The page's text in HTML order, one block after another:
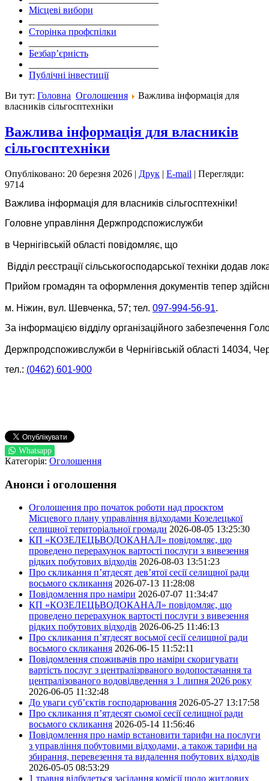
Місцеві вибори
Сторінка профспілки
Безбар’єрність
Публічні інвестиції
Ви тут: Головна Оголошення
Важлива інформація для
власників сільгосптехніки
Важлива інформація для власників
сільгосптехніки
Опубліковано: 20 березня 2026 | Друк | E-mail | Перегляди:
9714
Важлива інформація для власників сільгосптехніки!
Головне управління Держпродспожислужби
в Чернігівській області повідомляє, що
Відділ реєстрації сільськогосподарської техніки додав
Прийом громадян та оформлення документів тепер
м. Ніжин, вул. Шевченка, 57; тел. 097-994-56-91.
За інформацією відділу організаційного забезпечення
Держпродспоживслужби в Чернігівській області 14034,
тел.: (0462) 601-900
Whatsapp
Категорія: Оголошення
Анонси і оголошення
Оголошення про початок роботи над проєктом
Місцевого плану управління відходами Козелецької
селищної територіальної громади 2026-08-05 13:25:30
КП «КОЗЕЛЕЦЬВОДОКАНАЛ» повідомляє, що
проведено перерахунок вартості послуги з вивезення
рідких побутових відходів 2026-08-03 13:51:23
Про скликання п’ятдесят дев’ятої сесії селищної ради
восьмого скликання 2026-07-13 11:28:08
Повідомлення про наміри 2026-07-07 11:34:47
КП «КОЗЕЛЕЦЬВОДОКАНАЛ» повідомляє, що
проведено перерахунок вартості послуги з вивезення
рідких побутових відходів 2026-06-25 11:46:13
Про скликання п’ятдесят восьмої сесії селищної ради
восьмого скликання 2026-06-15 11:52:11
Повідомлення споживачів про наміри скоригувати
вартість послуг з централізрваного водопостачання та
централізованого водовідведення з 1 липня 2026 року
2026-06-05 11:32:48
До уваги суб’єктів господарювання 2026-05-27 13:17:58
Про скликання п’ятдесят сьомої сесії селищної ради
восьмого скликання 2026-05-14 11:56:46
Повідомлення про намір встановити тарифи на послуги
з управління побутовими відходами, а також тарифи на
збирання, перевезення та видалення побутових відходів
2026-05-05 08:53:29
1 травня відбудеться засідання комісії щодо житлових